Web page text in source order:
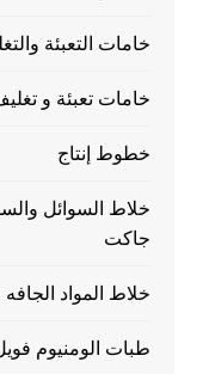
خامات التعبئة
خامات تعبئة و
خطوط إنتاج
خلاط السوائل
جاكت
خلاط المواد
طبات الومنيوم